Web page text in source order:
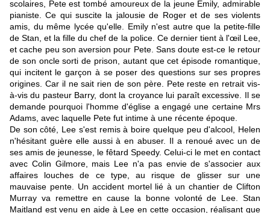
scolaires, Pete est tombé amoureux de la jeune Emily, admirable
pianiste. Ce qui suscite la jalousie de Roger et de ses violents
amis, du même lycée qu'elle. Emily n'est autre que la petite-fille
de Stan, et la fille du chef de la police. Ce dernier tient à l'œil Lee,
et cache peu son aversion pour Pete. Sans doute est-ce le retour
de son oncle sorti de prison, autant que cet épisode romantique,
qui incitent le garçon à se poser des questions sur ses propres
origines. Car il ne sait rien de son père. Pete reste en retrait vis-
à-vis du pasteur Barry, dont la croyance lui paraît excessive. Il se
demande pourquoi l'homme d'église a engagé une certaine Mrs
Adams, avec laquelle Pete fut intime à une récente époque.
De son côté, Lee s'est remis à boire quelque peu d'alcool, Helen
n'hésitant guère elle aussi à en abuser. Il a renoué avec un de
ses amis de jeunesse, le fêtard Speedy. Celui-ci le met en contact
avec Colin Gilmore, mais Lee n'a pas envie de s'associer aux
affaires louches de ce type, au risque de glisser sur une
mauvaise pente. Un accident mortel lié à un chantier de Clifton
Murray va remettre en cause la bonne volonté de Lee. Stan
Maitland est venu en aide à Lee en cette occasion, réalisant que